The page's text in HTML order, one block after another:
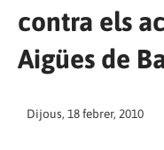
contra els
Aigües de
Dijous, 18 febrer, 2010